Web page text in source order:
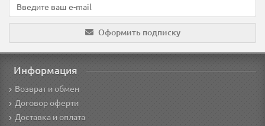
Оформить подписку
Информация
Возврат и обмен
Договор оферти
Доставка и оплата